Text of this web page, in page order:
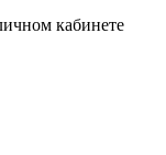
кабинете